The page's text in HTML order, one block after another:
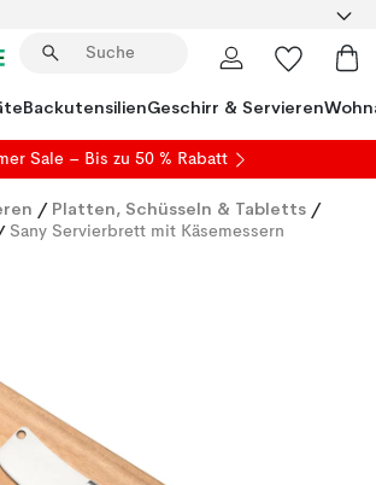
BackutensilienGeschirr & Servieren
Sale – Bis zu 50 % Rabatt
/ Platten, Schüsseln & Tabletts /
Sany Servierbrett mit Käsemessern